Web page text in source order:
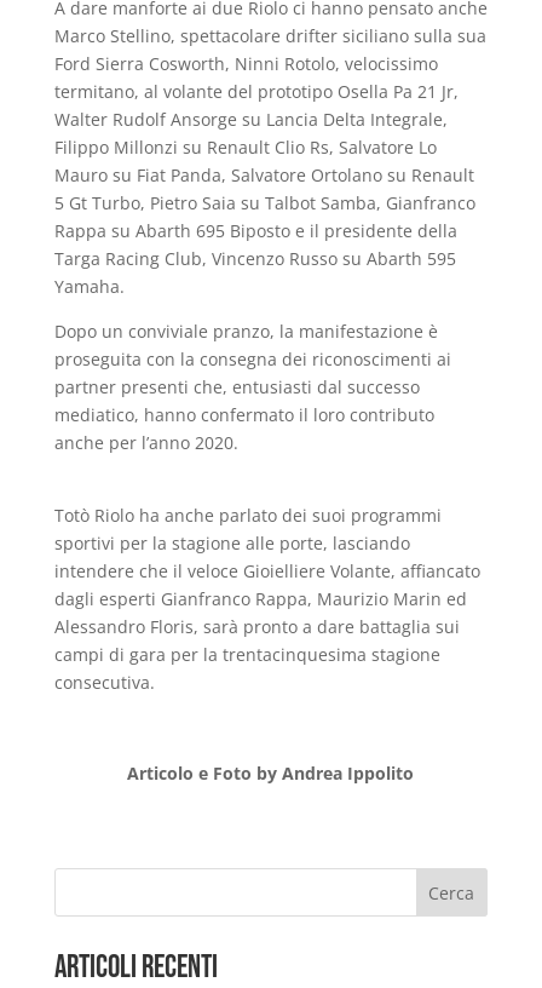
A dare manforte ai due Riolo ci hanno pensato anche
Marco Stellino, spettacolare drifter siciliano sulla sua
Ford Sierra Cosworth, Ninni Rotolo, velocissimo
termitano, al volante del prototipo Osella Pa 21 Jr,
Walter Rudolf Ansorge su Lancia Delta Integrale,
Filippo Millonzi su Renault Clio Rs, Salvatore Lo
Mauro su Fiat Panda, Salvatore Ortolano su Renault
5 Gt Turbo, Pietro Saia su Talbot Samba, Gianfranco
Rappa su Abarth 695 Biposto e il presidente della
Targa Racing Club, Vincenzo Russo su Abarth 595
Yamaha.
Dopo un conviviale pranzo, la manifestazione è
proseguita con la consegna dei riconoscimenti ai
partner presenti che, entusiasti dal successo
mediatico, hanno confermato il loro contributo
anche per l’anno 2020.
Totò Riolo ha anche parlato dei suoi programmi
sportivi per la stagione alle porte, lasciando
intendere che il veloce Gioielliere Volante, affiancato
dagli esperti Gianfranco Rappa, Maurizio Marin ed
Alessandro Floris, sarà pronto a dare battaglia sui
campi di gara per la trentacinquesima stagione
consecutiva.
Articolo e Foto by Andrea Ippolito
Cerca
Articoli Recenti